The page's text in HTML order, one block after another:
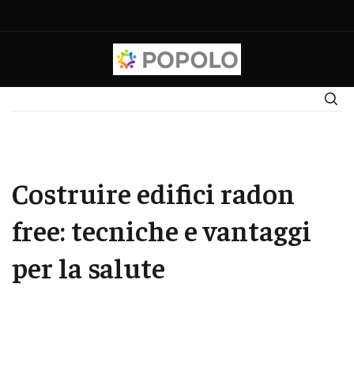
Costruire edifici radon
free: tecniche e vantaggi
per la salute